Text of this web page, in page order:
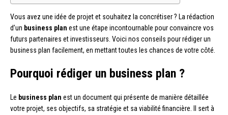
Vous avez une idée de projet et souhaitez la concrétiser ? La rédaction
d’un business plan est une étape incontournable pour convaincre vos
futurs partenaires et investisseurs. Voici nos conseils pour rédiger un
business plan facilement, en mettant toutes les chances de votre côté.
Pourquoi rédiger un business plan ?
Le business plan est un document qui présente de manière détaillée
votre projet, ses objectifs, sa stratégie et sa viabilité financière. Il sert à